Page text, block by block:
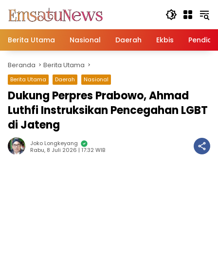
konten
Berita Utama
Nasional Daerah Ekbis
Beranda Berita Utama
Berita Utama Daerah Nasional
Dukung Perpres Prabowo, Ahmad
Luthfi Instruksikan Pencegahan LGBT
di Jateng
Joko Longkeyang
Rabu, 8 Juli 2026 | 17:32 WIB